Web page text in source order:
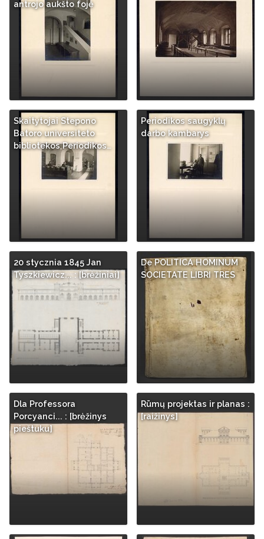
antrojo aukšto fojė
Skaitytojai Stepono
Batoro universiteto
bibliotekos Periodikos…
Periodikos saugyklų
darbo kambarys
20 stycznia 1845 Jan
Tyszkiewicz... : [brėžiniai]
De POLITICA HOMINUM
SOCIETATE LIBRI TRES
Dla Professora
Porcyanci... : [brėžinys
pieštuku]
Rūmų projektas ir planas :
[raižinys]